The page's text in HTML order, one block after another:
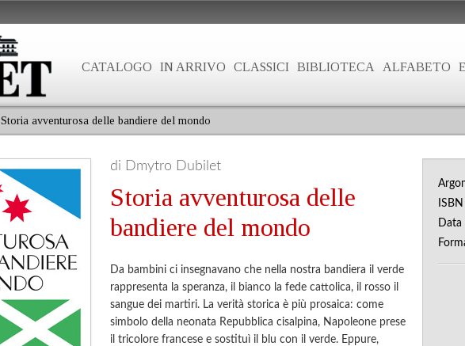
CATALOGO IN ARRIVO CLASSICI BIBLIOTECA ALFABETO
Storia avventurosa delle bandiere del mondo
di Dmytro Dubilet
Storia avventurosa delle
bandiere del mondo
Da bambini ci insegnavano che nella nostra bandiera il verde
rappresenta la speranza, il bianco la fede cattolica, il rosso il
sangue dei martiri. La verità storica è più prosaica: come
simbolo della neonata Repubblica cisalpina, Napoleone prese
il tricolore francese e sostituì il blu con il verde. Eppure,
ISBN
Data